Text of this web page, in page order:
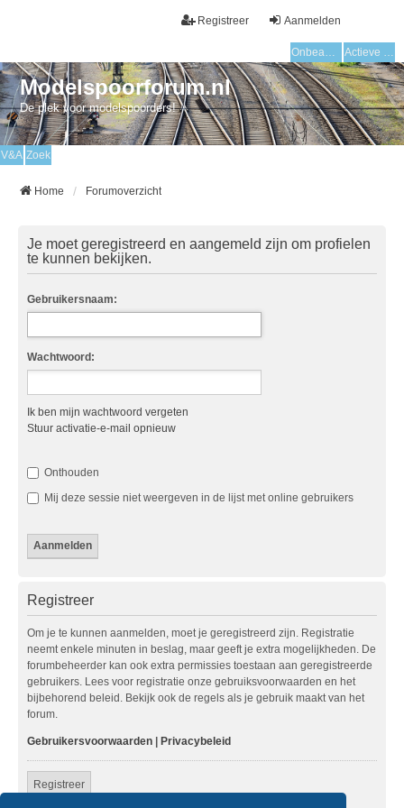
Aanmelden
Registreer
Onbeantwoorde onderwerpen Actieve onderwerpen
Modelspoorforum.nl
De plek voor modelspoorders!
V&A Zoek
Home Forumoverzicht
Je moet geregistreerd en aangemeld zijn om profielen
te kunnen bekijken.
Gebruikersnaam:
Wachtwoord:
Ik ben mijn wachtwoord vergeten
Stuur activatie-e-mail opnieuw
Onthouden
Mij deze sessie niet weergeven in de lijst met online gebruikers
Registreer
Om je te kunnen aanmelden, moet je geregistreerd zijn. Registratie
neemt enkele minuten in beslag, maar geeft je extra mogelijkheden. De
forumbeheerder kan ook extra permissies toestaan aan geregistreerde
gebruikers. Lees voor registratie onze gebruiksvoorwaarden en het
bijbehorend beleid. Bekijk ook de regels als je gebruik maakt van het
forum.
Gebruikersvoorwaarden | Privacybeleid
Registreer